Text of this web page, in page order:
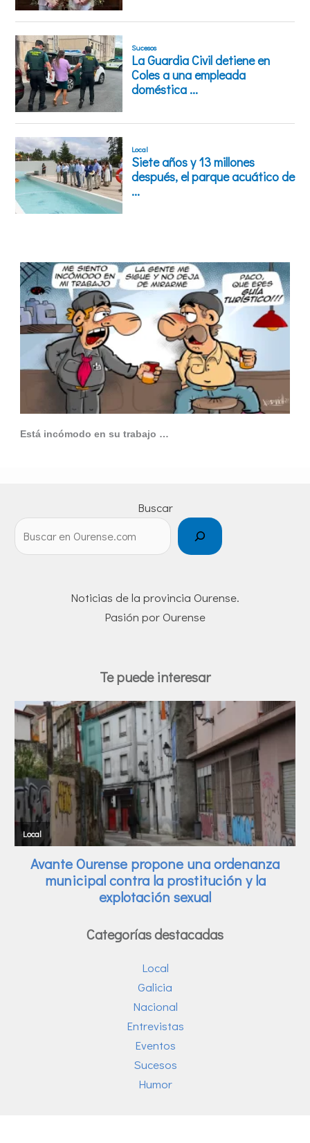
Está incómodo en su trabajo …
Buscar
Noticias de la provincia Ourense.
Pasión por Ourense
Te puede interesar
Categorías destacadas
Local
Galicia
Nacional
Entrevistas
Eventos
Sucesos
Humor